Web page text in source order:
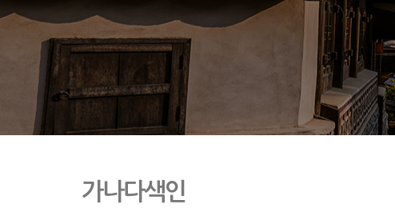
지역별
가나다색인